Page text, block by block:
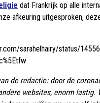
dat Frankrijk op alle
afkeuring uitgesproken,
sarahelhairy/status/
de redactie: door de
websites, enorm lastig.